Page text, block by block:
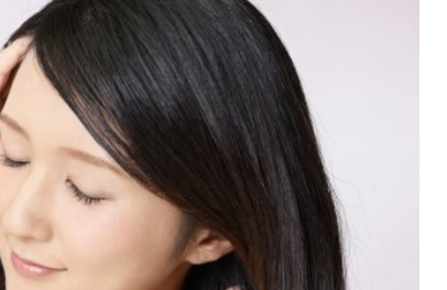
ントの付け方で
わる｜効かな
付け方で仕上がりは
。今回は、毛先中心
朝の5分が変わる！寝癖がつ
かない予防方法と時短寝癖
直し...
新生活シーズン、朝の身支度を少しで
も短くしたい人は多いはず。じつは寝
癖は、...
が気になる人
トレンドの明る
ドカラーは明るめのく
ただし、髪がすでに
ツヤと透明感で垢抜ける！
自然なヘアカラーで作る
「きれい...
職場で浮かない落ち着いたトーンにし
たいけれど、どこか垢抜けた印象にし
たいと...
ョートウルフ最
は？ナチュラ
トウルフは、ナチュラ
上がりが今っぽい正
ルーズウェーブとは？2026
年の注目スタイルと長さ別
の...
2026年はレイヤーカットを使った髪型
のトレンドと重なり、ルーズウェーブ
くのが恥ずかし
化に気づいた
行けていないし、そ
て気分転換したいと
お気に入りのお店が倒産し
た後の美容室の探し方！失
敗しに...
美容室を倒産する数が増えているとい
うニュースがありました。もともと美
容室の...
の落とし穴！知
る真実
皮の汚れを落として
ラックス効果や美髪
頭皮を刺激してお顔のリフ
トアップ♪毎日こつこつカン
タン小顔☆
毎日のちょっとした習慣で小顔は作れ
る！頭のこりをほぐしてフェイスライ
ンのリ...
には？毎日の洗
慣を見直す基
るには高価なアイテ
洗い方や乾かし方、
頭皮マッサージで目がぱっ
ちりする理由は？具体的な
やり方...
目元の印象を左右するのは目そのもの
ではなく、頭皮の状態かもしれませ
ん。以下...
シャンプーって
無印良品など
の発酵成分が、シャ
ています。無印良品
アイロンが苦手でも大丈
夫！ブラッシング感覚で使
えるヘア...
ヘアアイロンを使うのが苦手、火傷が
怖いと感じている方はいないでしょう
か？そ...
トのメイク術｜
ムで「自分ら
メを持っているの
いるのはいつも同じ
V3ファンデーションは危な
い？針の仕組み・全4種比
較・...
メイクをしている時間も、スキンケア
の時間に変えるという発想から生まれ
たのが...
目指す！美容鍼
しない選び方
すっきりさせたいと
ている方はいないで
リンパマッサージと経絡マ
ッサージの違いとは？効果
と、自...
サロンのメニューを見ていると、「リ
ンパマッサージ」の他に「経絡マッサ
ージ」...
変わる「顔脱
メリットと、始
リで剃って、毛抜き
の自己処理を手間に
子供の脱毛、日焼け肌はN
G？親子で学ぶ、安心・安全
なエ...
「ムダ毛が気になる」とお子さんが悩
んでいる姿を見て、エステ脱毛を検討
し始め...
アップネイルガ
幸運を呼ぶ色
運気が停滞している
いないでしょうか？
そのネイル、本当に似合っ
てる？指先をきれいに見え
るのは...
SNSや雑誌で見かけた素敵なネイルデ
ザインを、いざ自分の爪に試してみた
増えた？原因
け方＆自宅で
に小じわが増えたと
ルルルン ハイドラのどれが
良い？その違いは？PDRN
や...
ルルルン ハイドラシリーズを使いたい
はの痩身効
ンドエステの
で言っても、最新の
その医療ダイエット、後悔
しませんか？失敗する人の
共通点...
医師の管理のもと、科学的根拠に基づ